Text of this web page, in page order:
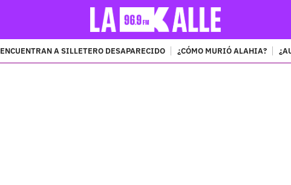
ENCUENTRAN A SILLETERO DESAPARECIDO ¿CÓMO MURIÓ ALAHIA?